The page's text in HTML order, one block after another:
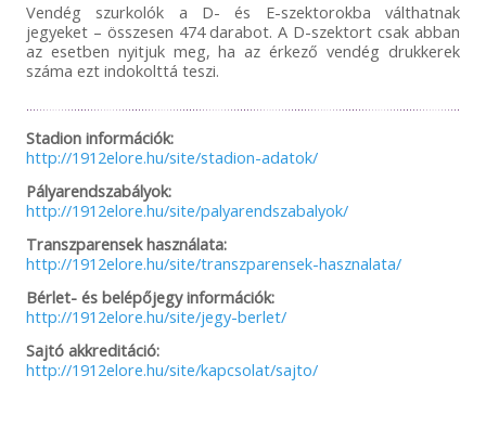
Vendég szurkolók a D- és E-szektorokba válthatnak
jegyeket – összesen 474 darabot. A D-szektort csak abban
az esetben nyitjuk meg, ha az érkező vendég drukkerek
száma ezt indokolttá teszi.
Stadion információk:
http://1912elore.hu/site/stadion-adatok/
Pályarendszabályok:
http://1912elore.hu/site/palyarendszabalyok/
Transzparensek használata:
http://1912elore.hu/site/transzparensek-hasznalata/
Bérlet- és belépőjegy információk:
http://1912elore.hu/site/jegy-berlet/
Sajtó akkreditáció:
http://1912elore.hu/site/kapcsolat/sajto/